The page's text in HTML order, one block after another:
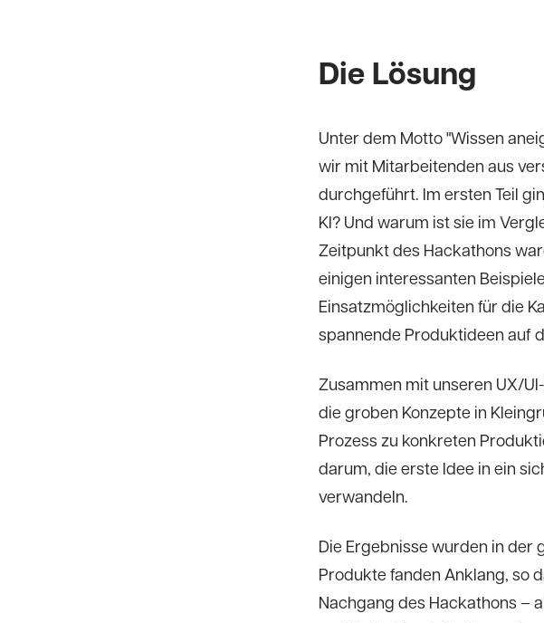
Die Lösung
Unter dem Motto "Wissen
wir mit Mitarbeitenden aus
durchgeführt. Im ersten Teil
KI? Und warum ist sie im
Zeitpunkt des Hackathons
einigen interessanten
Einsatzmöglichkeiten für die
spannende Produktideen auf
Zusammen mit unseren UX/
die groben Konzepte in
Prozess zu konkreten
darum, die erste Idee in ein
verwandeln.
Die Ergebnisse wurden in der
Produkte fanden Anklang, so
Nachgang des Hackathons –